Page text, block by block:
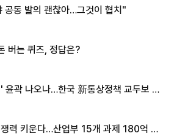
동 발의 괜찮아…그것이 협치"
버는 퀴즈, 정답은?
윤곽 나오나…한국 新통상정책 교두보 활
력 키운다…산업부 15개 과제 180억 지